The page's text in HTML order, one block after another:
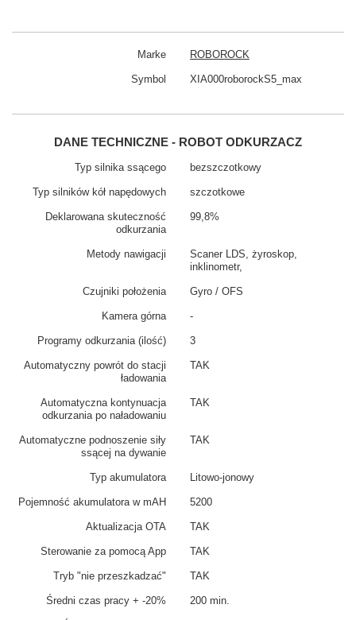
Marke ROBOROCK
Symbol XIA000roborockS5_max
DANE TECHNICZNE - ROBOT ODKURZACZ
Typ silnika ssącego bezszczotkowy
Typ silników kół napędowych szczotkowe
Deklarowana skuteczność
odkurzania
99,8%
Metody nawigacji
Scaner LDS, żyroskop,
inklinometr,
Czujniki położenia Gyro / OFS
Kamera górna -
Programy odkurzania (ilość) 3
Automatyczny powrót do stacji
ładowania
TAK
Automatyczna kontynuacja
odkurzania po naładowaniu
TAK
Automatyczne podnoszenie siły
ssącej na dywanie
TAK
Typ akumulatora Litowo-jonowy
Pojemność akumulatora w mAH 5200
Aktualizacja OTA TAK
Sterowanie za pomocą App TAK
Tryb "nie przeszkadzać" TAK
Średni czas pracy + -20% 200 min.